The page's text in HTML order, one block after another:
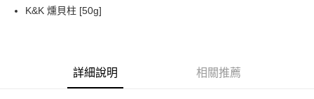
Apple Pay
K&K 燻貝柱 [50g]
詳細說明 相關推薦